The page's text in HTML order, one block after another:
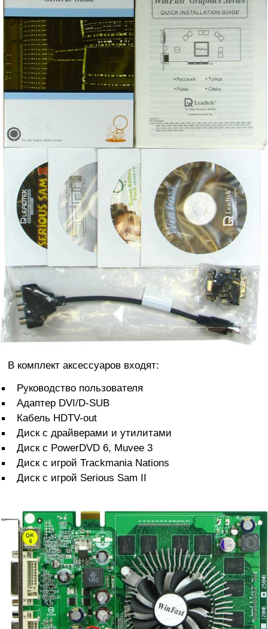
В комплект аксессуаров входят:
Руководство пользователя
Адаптер DVI/D-SUB
Кабель HDTV-out
Диск с драйверами и утилитами
Диск с PowerDVD 6, Muvee 3
Диск с игрой Trackmania Nations
Диск с игрой Serious Sam II